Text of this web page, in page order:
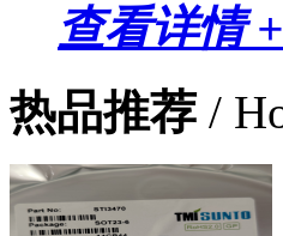
查看详情 +
热品推荐 /